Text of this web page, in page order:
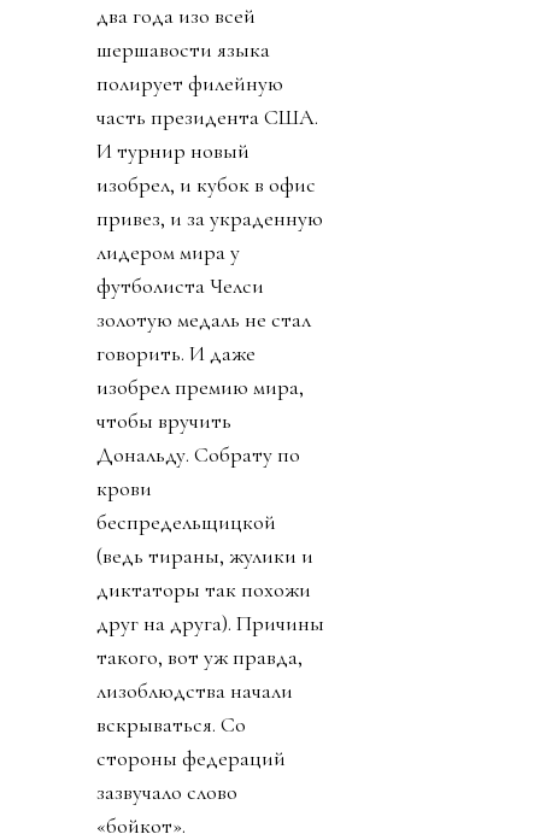
открыть там отели).
Ордынцы 90х
прекрасно помнят
термин
«прихватизация».
Именно ей, на мой
взгляд, и стала
предложенная
инициатива FFE.
День 2. Ничего не
подозревавший обо всем
этом футбольный мир
взорвался. УЕФА первой
созвала экстренное
совещание федераций.
Попутно выпустив
заявление, что ФИФА
перешла все линии.
Следом собрание
объявила КОНКАКАФ.
Конгресс США вызвал
Инфантино на разговор
по поводу связей с